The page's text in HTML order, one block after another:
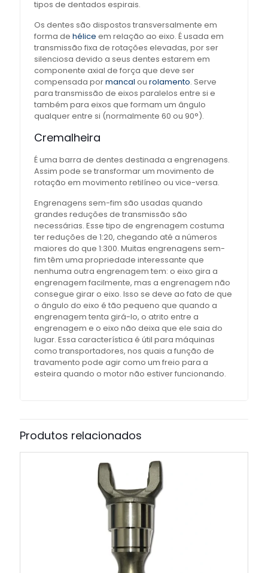
tipos de dentados espirais.
Os dentes são dispostos transversalmente em
forma dehélice em relação ao eixo. É usada em
transmissão fixa de rotações elevadas, por ser
silenciosa devido a seus dentes estarem em
componente axial de força que deve ser
compensada pormancal ourolamento. Serve
para transmissão de eixos paralelos entre si e
também para eixos que formam um ângulo
qualquer entre si (normalmente 60 ou 90°).
Cremalheira
É uma barra de dentes destinada a engrenagens.
Assim pode se transformar um movimento de
rotação em movimento retilíneo ou vice-versa.
Engrenagens sem-fim são usadas quando
grandes reduções de transmissão são
necessárias. Esse tipo de engrenagem costuma
ter reduções de 1:20, chegando até a números
maiores do que 1:300. Muitas engrenagens sem-
fim têm uma propriedade interessante que
nenhuma outra engrenagem tem: o eixo gira a
engrenagem facilmente, mas a engrenagem não
consegue girar o eixo. Isso se deve ao fato de que
o ângulo do eixo é tão pequeno que quando a
engrenagem tenta girá-lo, o atrito entre a
engrenagem e o eixo não deixa que ele saia do
lugar. Essa característica é útil para máquinas
como transportadores, nos quais a função de
travamento pode agir como um freio para a
esteira quando o motor não estiver funcionando.
Produtos relacionados